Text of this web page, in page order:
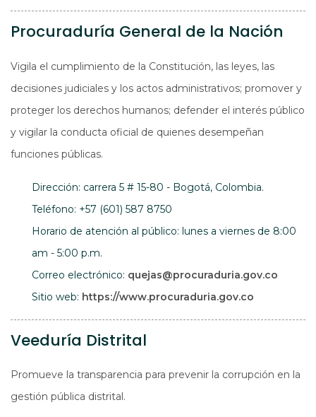
Procuraduría General de la Nación
Vigila el cumplimiento de la Constitución, las leyes, las
decisiones judiciales y los actos administrativos; promover y
proteger los derechos humanos; defender el interés público
y vigilar la conducta oficial de quienes desempeñan
funciones públicas.
Dirección: carrera 5 # 15-80 - Bogotá, Colombia.
Teléfono: +57 (601) 587 8750
Horario de atención al público: lunes a viernes de 8:00
am - 5:00 p.m.
Correo electrónico: quejas@procuraduria.gov.co
Sitio web: https://www.procuraduria.gov.co
Veeduría Distrital
Promueve la transparencia para prevenir la corrupción en la
gestión pública distrital.